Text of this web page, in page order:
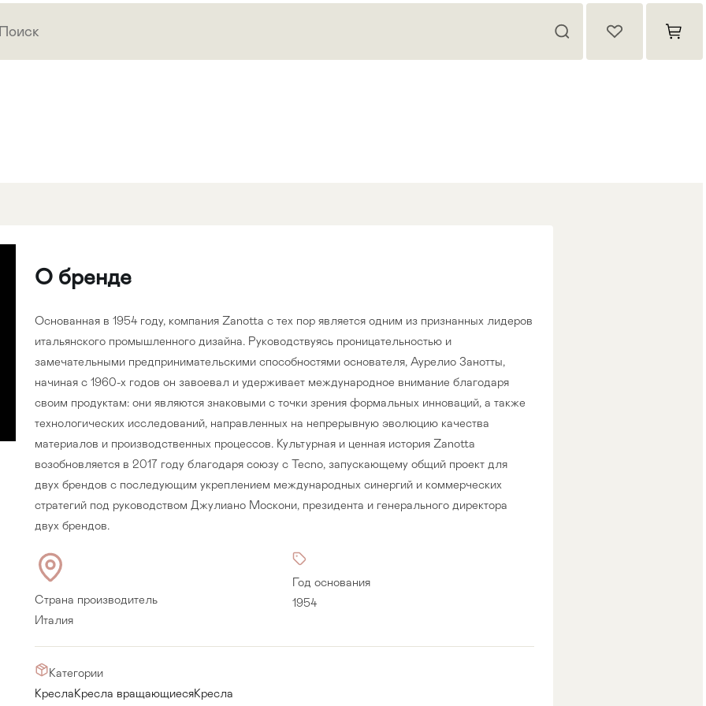
ванных комнат > Двери и перегородки
О бренде
Основанная в 1954 году, компания Zanotta с тех пор является одним из признанных лидеров
итальянского промышленного дизайна. Руководствуясь проницательностью и
замечательными предпринимательскими способностями основателя, Аурелио Занотты,
начиная с 1960-х годов он завоевал и удерживает международное внимание благодаря
своим продуктам: они являются знаковыми с точки зрения формальных инноваций, а также
технологических исследований, направленных на непрерывную эволюцию качества
материалов и производственных процессов. Культурная и ценная история Zanotta
возобновляется в 2017 году благодаря союзу с Tecno, запускающему общий проект для
двух брендов с последующим укреплением международных синергий и коммерческих
стратегий под руководством Джулиано Москони, президента и генерального директора
двух брендов.
Страна производитель
Италия
Год основания
1954
Категории
КреслаКресла вращающиесяКресла